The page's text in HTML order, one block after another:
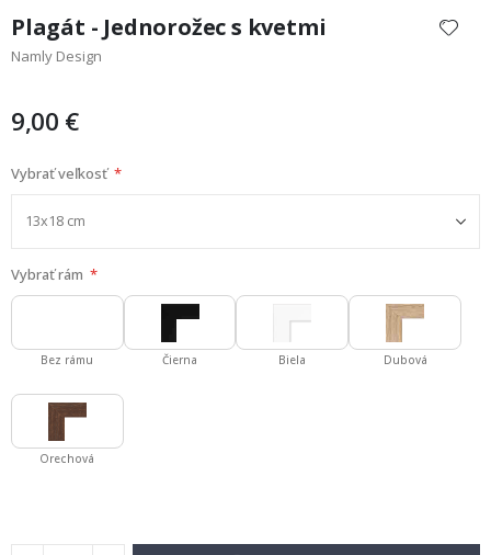
začiatok
galérie
Plagát - Jednorožec s kvetmi
Namly Design
9,00 €
Vybrať veľkosť
Vybrať rám
Bez rámu Čierna Biela Dubová
Orechová